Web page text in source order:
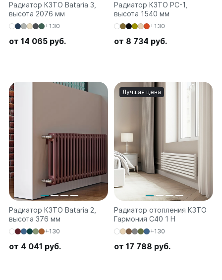
Радиатор КЗТО Bataria 3,
высота 2076 мм
+130
от 14 065 руб.
Радиатор КЗТО РС-1,
высота 1540 мм
+130
от 8 734 руб.
Радиатор КЗТО Bataria 2,
высота 376 мм
+130
от 4 041 руб.
Лучшая цена
Радиатор отопления КЗТО
Гармония С40 1 H
+130
от 17 788 руб.